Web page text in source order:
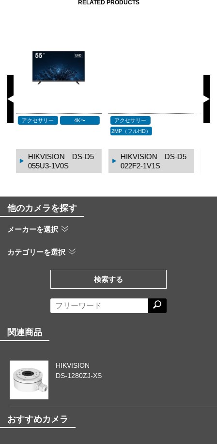
RELATED PRODUCTS
PoE スイッチ
HIKVISION DS-3E
1510P-SI
ビデオレコーダー
4K〜
HIKVISION DS-771
6NXI-K4/16P
他のカメラを探す
メーカーを選択
カテゴリーを選択
検索する
関連商品
HIKVISION
DS-1280ZJ-XS
おすすめカメラ